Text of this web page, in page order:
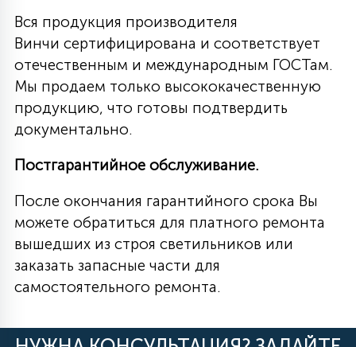
Вся продукция производителя
Винчи сертифицирована и соответствует
отечественным и международным ГОСТам.
Мы продаем только высококачественную
продукцию, что готовы подтвердить
документально.
Постгарантийное обслуживание.
После окончания гарантийного срока Вы
можете обратиться для платного ремонта
вышедших из строя светильников или
заказать запасные части для
самостоятельного ремонта.